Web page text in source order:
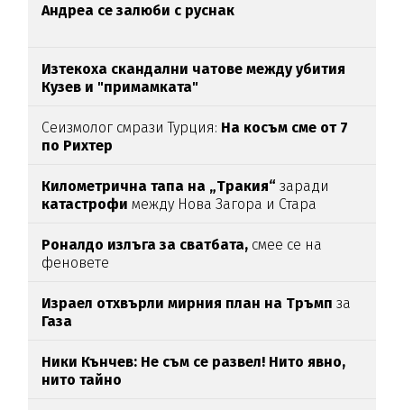
Андреа се залюби с руснак
Изтекоха скандални чатове между убития
Кузев и "примамката"
Сеизмолог смрази Турция: На косъм сме от 7
по Рихтер
Километрична тапа на „Тракия“ заради
катастрофи между Нова Загора и Стара
Роналдо излъга за сватбата, смее се на
феновете
Израел отхвърли мирния план на Тръмп за
Газа
Ники Кънчев: Не съм се развел! Нито явно,
нито тайно